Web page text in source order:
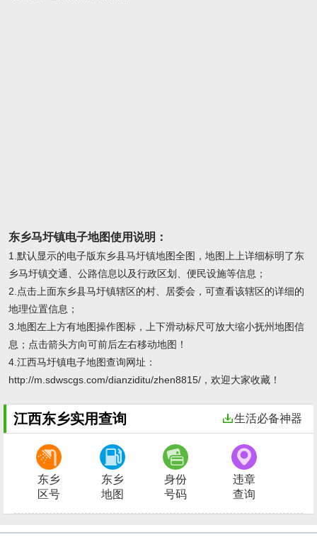
东乡马圩镇电子地图使用说明：
1.默认显示的电子版东乡县马圩镇地图全图，地图上上详细标明了东
乡马圩镇交通、公路信息以及行政区划、便民设施等信息；
2.点击上面东乡县马圩镇辖区的村、居委会，可查看该辖区的详细的
地理位置信息；
3.地图左上方有地图操作图标，上下滑动标尺可放大缩小抚州地图信
息；点击箭头方向可前后左右移动地图！
4.江西马圩镇电子地图查询网址：
http://m.sdwscgs.com/dianziditu/zhen8815/，欢迎大家收藏！
江西东乡实用查询 生活必备神器
东乡
区号
东乡
地图
身份
号码
违章
查询